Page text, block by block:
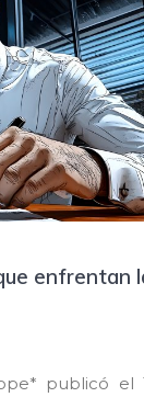
enfrentan
publicó el